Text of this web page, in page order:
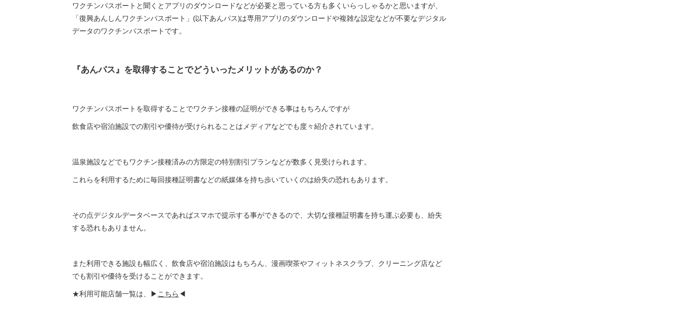
ワクチンパスポートと聞くとアプリのダウンロードなどが必要と思っている方も多くいらっしゃるかと思いますが、
「復興あんしんワクチンパスポート」(以下あんパス)は専用アプリのダウンロードや複雑な設定などが不要なデジタル
データのワクチンパスポートです。
『あんパス』を取得することでどういったメリットがあるのか？
ワクチンパスポートを取得することでワクチン接種の証明ができる事はもちろんですが
飲食店や宿泊施設での割引や優待が受けられることはメディアなどでも度々紹介されています。
温泉施設などでもワクチン接種済みの方限定の特別割引プランなどが数多く見受けられます。
これらを利用するために毎回接種証明書などの紙媒体を持ち歩いていくのは紛失の恐れもあります。
その点デジタルデータベースであればスマホで提示する事ができるので、大切な接種証明書を持ち運ぶ必要も、紛失
する恐れもありません。
また利用できる施設も幅広く、飲食店や宿泊施設はもちろん、漫画喫茶やフィットネスクラブ、クリーニング店など
でも割引や優待を受けることができます。
★利用可能店舗一覧は、▶ こちら ◀